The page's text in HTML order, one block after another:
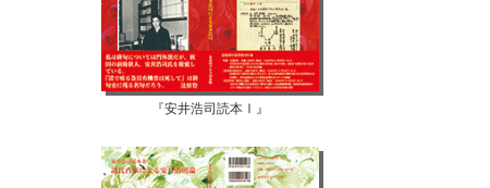
『安井浩司読本Ⅰ』